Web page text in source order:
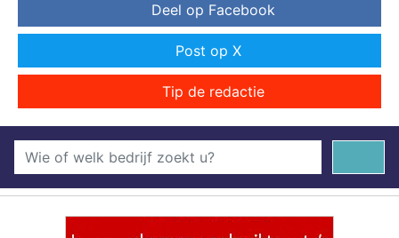
Deel op Facebook
Post op X
Tip de redactie